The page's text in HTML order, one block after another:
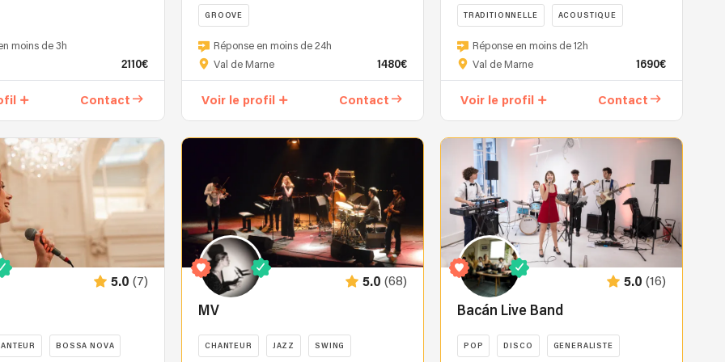
moins de 3h
2110€
Contact
GROOVE
Nous
sommes
groupe
de
Funk,
Soul,
Disco,
Pop
et
Groove.
Nous
plusieurs
Réponse en moins de 24h
Val de Marne
1480€
Voir le profil Contact
TRADITIONNELLE ACOUSTIQUE
MUSIQUES DU MONDE
Le
groupe
Friends
dans
voyage
hypnotique
et
débridé
à
travers
l’Irlande
en
par
Réponse en moins de 12h
Val de Marne
1690€
Voir le profil Contact
5.0 (7)
BOSSA NOVA
5.0 (68)
MV
CHANTEUR JAZZ SWING
5.0 (16)
Bacán Live Band
POP DISCO GENERALISTE